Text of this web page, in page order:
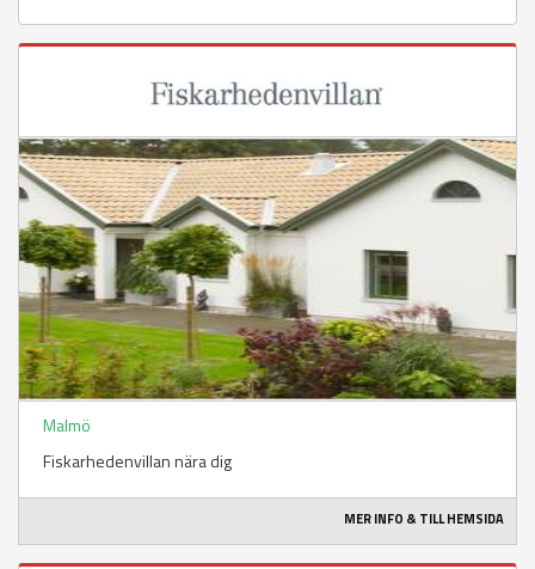
Malmö
Fiskarhedenvillan nära dig
MER INFO & TILL HEMSIDA